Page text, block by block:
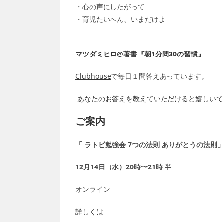
・心の声にしたがって
・育児たいへん、いまだけよ
マツダミヒロ@著書『朝1分間30の習慣』
Clubhouseで毎日１問答えあっています。
あなたのお答えを教えていただけると嬉しいで
ご案内
「 ラトビ勉強会 7つの法則 ありがとうの法則」
12月14日（水）20時〜21時 半
オンライン
詳しくは